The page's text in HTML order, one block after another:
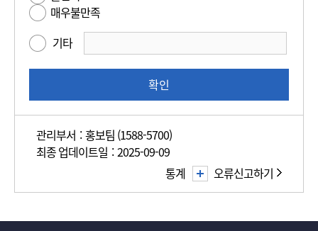
성
족
사
매우불만족
기타
확인
관리부서 : 홍보팀 (1588-5700)
최종 업데이트일 : 2025-09-09
오류신고하기
통계